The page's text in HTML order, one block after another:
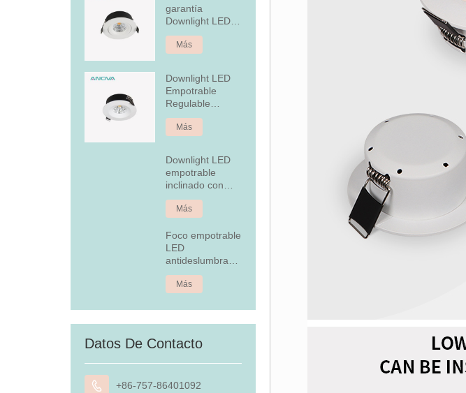
garantía
Downlight LED
empotrado
regulable
Más
Downlight LED
Empotrable
Regulable
Aluminio 7W Fijo
Más
Downlight LED
empotrable
inclinado con
cubierta
posterior
Más
Foco empotrable
LED
antideslumbrante
de 4,5 W
Más
Datos De Contacto
 +86-757-86401092